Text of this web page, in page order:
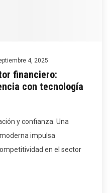
4, 2025
financiero:
con tecnología
y confianza. Una
impulsa
en el sector